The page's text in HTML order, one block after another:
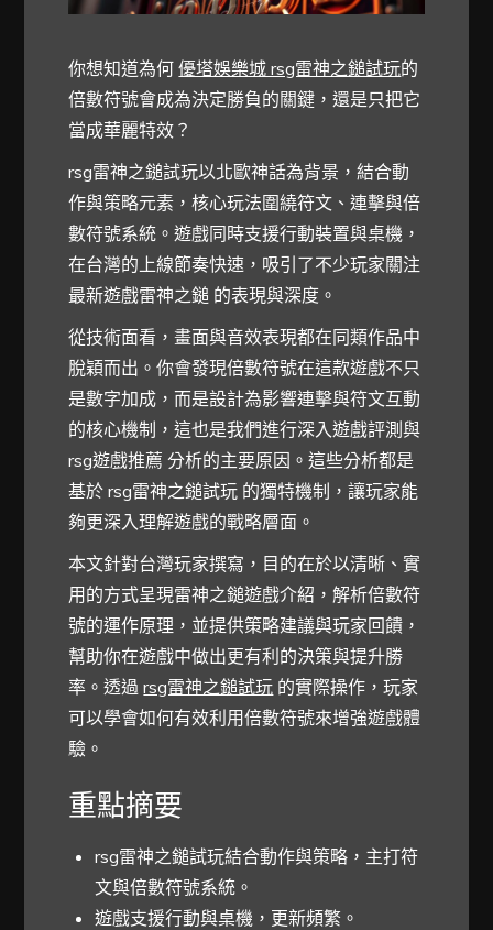
你想知道為何優塔娛樂城 rsg雷神之鎚試玩的
倍數符號會成為決定勝負的關鍵，還是只把它
當成華麗特效？
rsg雷神之鎚試玩以北歐神話為背景，結合動
作與策略元素，核心玩法圍繞符文、連擊與倍
數符號系統。遊戲同時支援行動裝置與桌機，
在台灣的上線節奏快速，吸引了不少玩家關注
最新遊戲雷神之鎚 的表現與深度。
從技術面看，畫面與音效表現都在同類作品中
脫穎而出。你會發現倍數符號在這款遊戲不只
是數字加成，而是設計為影響連擊與符文互動
的核心機制，這也是我們進行深入遊戲評測與
rsg遊戲推薦 分析的主要原因。這些分析都是
基於 rsg雷神之鎚試玩 的獨特機制，讓玩家能
夠更深入理解遊戲的戰略層面。
本文針對台灣玩家撰寫，目的在於以清晰、實
用的方式呈現雷神之鎚遊戲介紹，解析倍數符
號的運作原理，並提供策略建議與玩家回饋，
幫助你在遊戲中做出更有利的決策與提升勝
率。透過rsg雷神之鎚試玩 的實際操作，玩家
可以學會如何有效利用倍數符號來增強遊戲體
驗。
重點摘要
rsg雷神之鎚試玩結合動作與策略，主打符
文與倍數符號系統。
遊戲支援行動與桌機，更新頻繁。